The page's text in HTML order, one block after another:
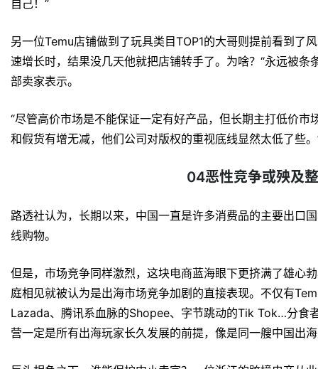
但前提是转售的商品必须是真实的。Temu网站上使用的是
嫌侵权的故意。最终判定Shein拥有显著和知名的商标和品
的违法事实。
在版权侵权索赔成功的可能性方面，法院同样支持了Shein的
参与商品的采购、定价、营销、物流和售后等多个环节，对
至能与自营模式的京东旗鼓相当，这种权力还通过智能营销
有定价权这件事被摆到台面上来一看，这在美国还想要获得
不过也有人认为，虽然屡次被下达了TRO，拼多多Temu尚
Temu卖家就是自己吃过了亏，侵权赔款，在朋友圈里呼吁其
“如果在海外涉及侵权或者损害了消费者的利益，是卖家你
自己！“